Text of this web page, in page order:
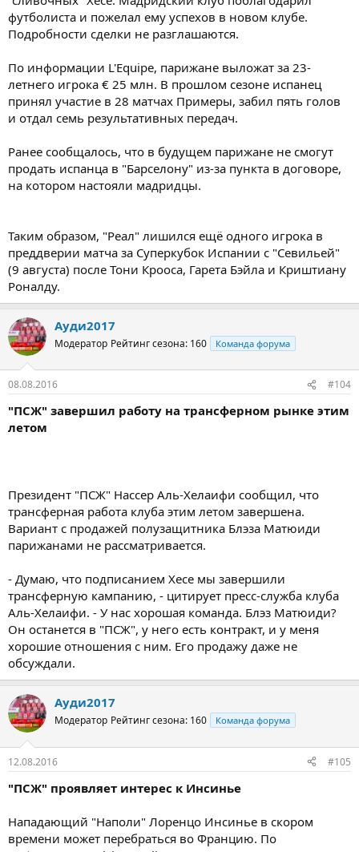
футболиста и пожелал ему успехов в новом клубе.
Подробности сделки не разглашаются.
По информации L'Equipe, парижане выложат за 23-
летнего игрока € 25 млн. В прошлом сезоне испанец
принял участие в 28 матчах Примеры, забил пять голов
и отдал семь результативных передач.
Ранее сообщалось, что в будущем парижане не смогут
продать испанца в "Барселону" из-за пункта в договоре,
на котором настояли мадридцы.
Таким образом, "Реал" лишился ещё одного игрока в
преддверии матча за Суперкубок Испании с "Севильей"
(9 августа) после Тони Крооса, Гарета Бэйла и Криштиану
Роналду.
Ауди2017
Модератор Рейтинг сезона: 160 Команда форума
08.08.2016 #104
"ПСЖ" завершил работу на трансферном рынке этим
летом
Президент "ПСЖ" Нассер Аль-Хелаифи сообщил, что
трансферная работа клуба этим летом завершена.
Вариант с продажей полузащитника Блэза Матюиди​
парижанами не рассматривается.
- Думаю, что подписанием Хесе мы завершили
трансферную кампанию, - цитирует пресс-служба клуба
Аль-Хелаифи. - У нас хорошая команда. Блэз Матюиди?
Он останется в "ПСЖ", у него есть контракт, и у меня
хорошие отношения с ним. Его продажу даже не
обсуждали.
Ауди2017
Модератор Рейтинг сезона: 160 Команда форума
12.08.2016 #105
"ПСЖ" проявляет интерес к Инсинье
Нападающий "Наполи" Лоренцо Инсинье в скором
времени может перебраться во Францию. По